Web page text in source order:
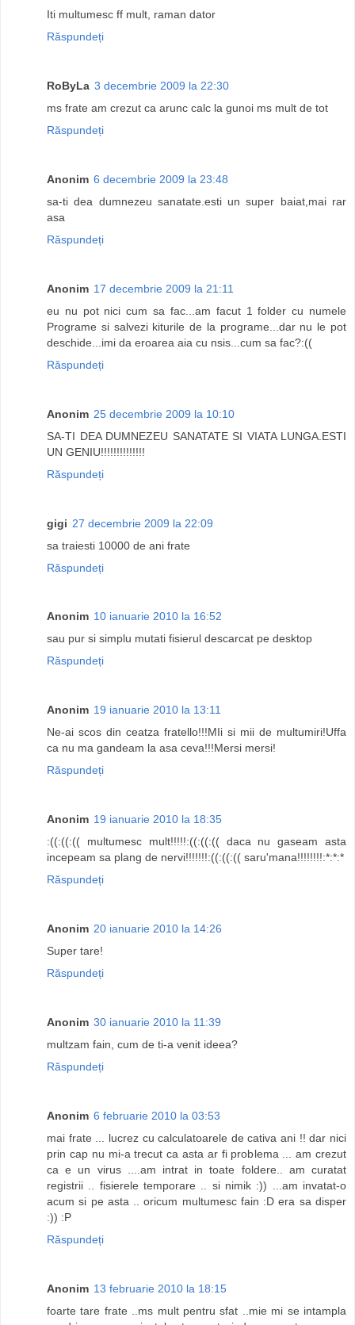
Iti multumesc ff mult, raman dator
Răspundeți
RoByLa 3 decembrie 2009 la 22:30
ms frate am crezut ca arunc calc la gunoi ms mult de tot
Răspundeți
Anonim 6 decembrie 2009 la 23:48
sa-ti dea dumnezeu sanatate.esti un super baiat,mai rar
asa
Răspundeți
Anonim 17 decembrie 2009 la 21:11
eu nu pot nici cum sa fac...am facut 1 folder cu numele
Programe si salvezi kiturile de la programe...dar nu le pot
deschide...imi da eroarea aia cu nsis...cum sa fac?:((
Răspundeți
Anonim 25 decembrie 2009 la 10:10
SA-TI DEA DUMNEZEU SANATATE SI VIATA LUNGA.ESTI
UN GENIU!!!!!!!!!!!!!!
Răspundeți
gigi 27 decembrie 2009 la 22:09
sa traiesti 10000 de ani frate
Răspundeți
Anonim 10 ianuarie 2010 la 16:52
sau pur si simplu mutati fisierul descarcat pe desktop
Răspundeți
Anonim 19 ianuarie 2010 la 13:11
Ne-ai scos din ceatza fratello!!!MIi si mii de multumiri!Uffa
ca nu ma gandeam la asa ceva!!!Mersi mersi!
Răspundeți
Anonim 19 ianuarie 2010 la 18:35
:((:((:(( multumesc mult!!!!!:((:((:(( daca nu gaseam asta
incepeam sa plang de nervi!!!!!!!:((:((:(( saru'mana!!!!!!!!:*:*:*
Răspundeți
Anonim 20 ianuarie 2010 la 14:26
Super tare!
Răspundeți
Anonim 30 ianuarie 2010 la 11:39
multzam fain, cum de ti-a venit ideea?
Răspundeți
Anonim 6 februarie 2010 la 03:53
mai frate ... lucrez cu calculatoarele de cativa ani !! dar nici
prin cap nu mi-a trecut ca asta ar fi problema ... am crezut
ca e un virus ....am intrat in toate foldere.. am curatat
registrii .. fisierele temporare .. si nimik :)) ...am invatat-o
acum si pe asta .. oricum multumesc fain :D era sa disper
:)) :P
Răspundeți
Anonim 13 februarie 2010 la 18:15
foarte tare frate ..ms mult pentru sfat ..mie mi se intampla